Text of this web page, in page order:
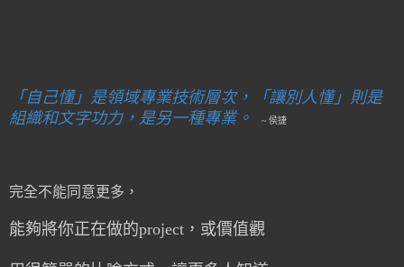
「自己懂」是領域專業技術層次，「讓別人懂」則是
組織和文字功力，是另一種專業。
~ 侯捷
完全不能同意更多，
能夠將你正在做的project，或價值觀